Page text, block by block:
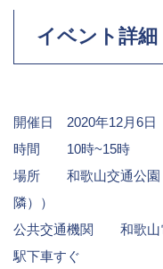
イベント詳細
開催日 2020年12月6日
時間 10時~15時
場所 和歌山交通公園
隣））
公共交通機関 和歌山電
駅下車すぐ